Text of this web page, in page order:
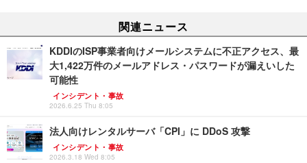
関連ニュース
KDDIのISP事業者向けメールシステムに不正アクセス、最
大1,422万件のメールアドレス・パスワードが漏えいした
可能性
インシデント・事故
2026.6.25 Thu 8:05
法人向けレンタルサーバ「CPI」に DDoS 攻撃
インシデント・事故
2026.3.18 Wed 8:05